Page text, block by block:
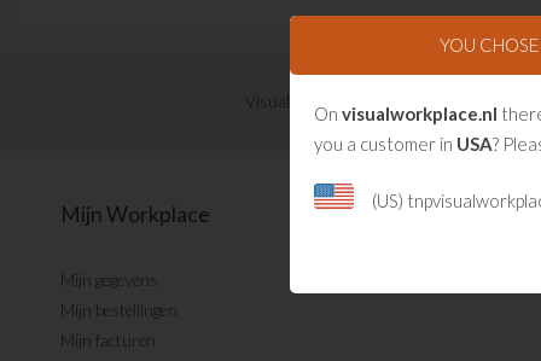
Visual Management updates ontvangen?
Mijn Workplace
Mijn gegevens
Mijn bestellingen
Mijn facturen
YOU CHOSE
On visualworkplace.nl
you a customer in USA?
(US)